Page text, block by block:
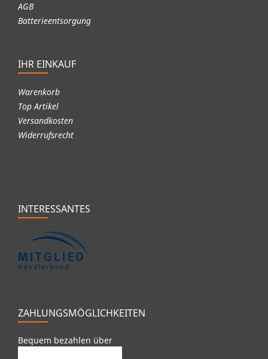
AGB
Batterieentsorgung
IHR EINKAUF
Warenkorb
Top Artikel
Versandkosten
Widerrufsrecht
INTERESSANTES
ZAHLUNGSMÖGLICHKEITEN
Bequem bezahlen über